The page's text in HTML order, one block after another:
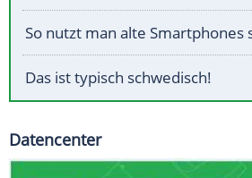
So nutzt man alte Smartphones
Das ist typisch schwedisch!
Datencenter